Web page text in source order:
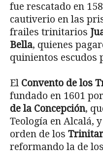
fue rescatado en
cautiverio en las
frailes trinitarios
Bella, quienes
quinientos escudos
El Convento de los
fundado en 1601
de la Concepción,
Teología en Alcalá,
orden de los
reformando la de los